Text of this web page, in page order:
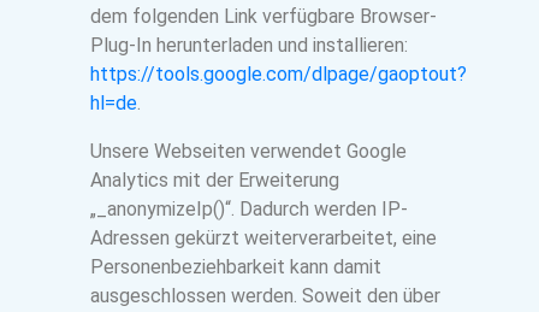
dem folgenden Link verfügbare Browser-
Plug-In herunterladen und installieren:
https://tools.google.com/dlpage/gaoptout?
hl=de.
Unsere Webseiten verwendet Google
Analytics mit der Erweiterung
„_anonymizeIp()“. Dadurch werden IP-
Adressen gekürzt weiterverarbeitet, eine
Personenbeziehbarkeit kann damit
ausgeschlossen werden. Soweit den über